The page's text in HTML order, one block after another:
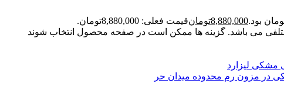
8,880,000تومانقیمت فعلی: 8,880,000تومان.
می باشد. گزینه ها ممکن است در صفحه محصول انتخاب شوند
مشکی لیزارد